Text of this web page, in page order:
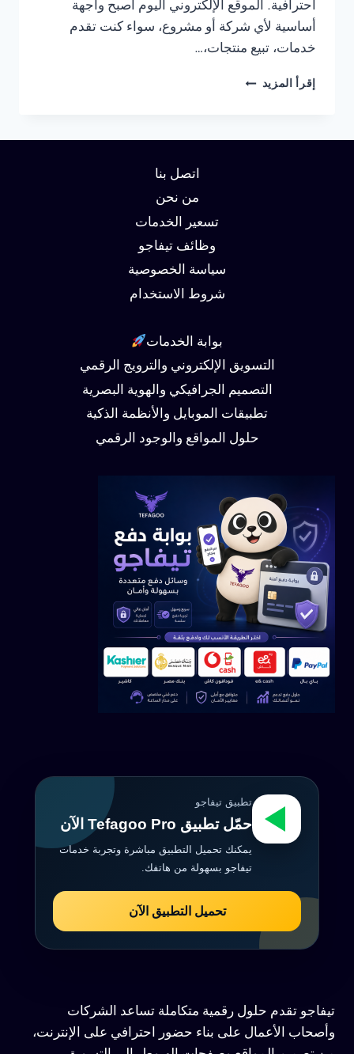
احترافية. الموقع الإلكتروني اليوم أصبح واجهة
أساسية لأي شركة أو مشروع، سواء كنت تقدم
خدمات، تبيع منتجات،…
إقرأ المزيد شركة
اتصل بنا
من نحن
تسعير الخدمات
وظائف تيفاجو
سياسة الخصوصية
شروط الاستخدام
بوابة الخدمات
التسويق الإلكتروني والترويج الرقمي
التصميم الجرافيكي والهوية البصرية
تطبيقات الموبايل والأنظمة الذكية
حلول المواقع والوجود الرقمي
تطبيق تيفاجو
حمّل تطبيق Tefagoo Pro الآن
يمكنك تحميل التطبيق مباشرة وتجربة خدمات
تيفاجو بسهولة من هاتفك.
تحميل التطبيق الآن
تيفاجو تقدم حلول رقمية متكاملة تساعد الشركات
وأصحاب الأعمال على بناء حضور احترافي على الإنترنت،